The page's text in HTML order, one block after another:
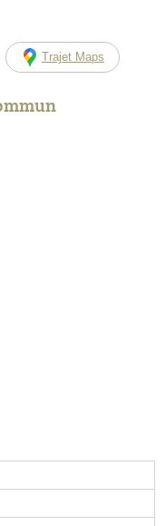
Trajet Maps